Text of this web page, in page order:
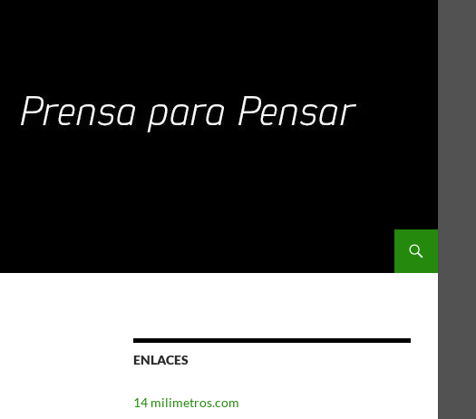
ENLACES
14 milimetros.com